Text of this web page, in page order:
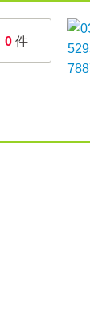
0 件